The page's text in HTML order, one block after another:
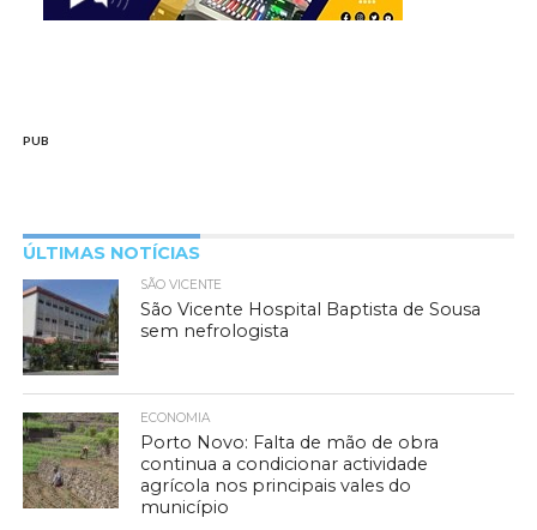
PUB
ÚLTIMAS NOTÍCIAS
SÃO VICENTE
São Vicente Hospital Baptista de Sousa
sem nefrologista
ECONOMIA
Porto Novo: Falta de mão de obra
continua a condicionar actividade
agrícola nos principais vales do
município